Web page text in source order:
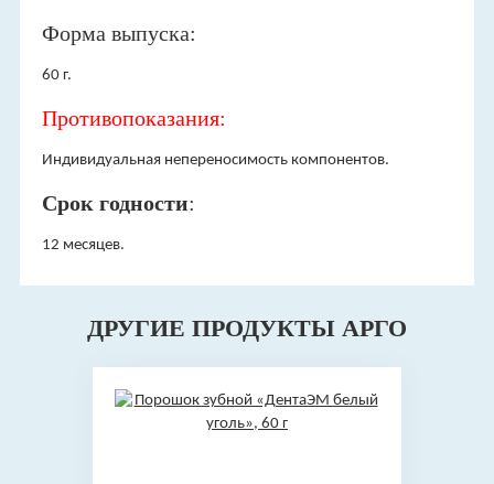
Форма выпуска:
60 г.
Противопоказания:
Индивидуальная непереносимость компонентов.
Срок годности:
12 месяцев.
ДРУГИЕ ПРОДУКТЫ АРГО